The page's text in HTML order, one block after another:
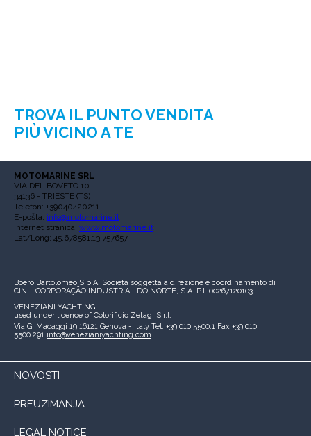
TROVA IL PUNTO VENDITA
PIÙ VICINO A TE
MOTOMARINE SRL
VIA DEL BOVETO 10
34136 - TRIESTE (TS)
Telefon: +39040420211
E-pošta: info@motomarine.it
Internet stranica: www.motomarine.it
Lat/Long: 45.678581,13.757657
Boero Bartolomeo S.p.A. Società soggetta a direzione e coordinamento di
CIN – CORPORAÇÃO INDUSTRIAL DO NORTE, S.A. P.I. 00267120103
VENEZIANI YACHTING
used under licence of Colorificio Zetagi S.r.l.
Via G. Macaggi 19 16121 Genova - Italy Tel. +39 010 5500.1 Fax +39 010
5500.291 info@venezianiyachting.com
NOVOSTI
PREUZIMANJA
LEGAL NOTICE